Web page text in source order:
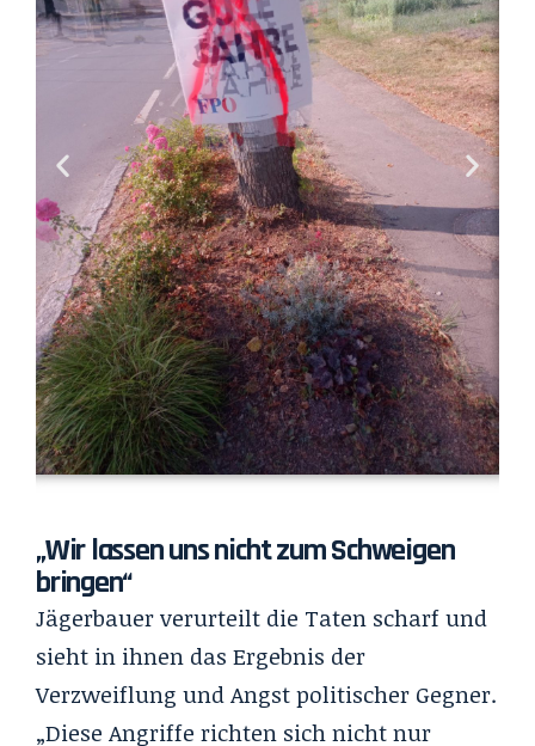
„Wir lassen uns nicht zum Schweigen
bringen“
Jägerbauer verurteilt die Taten scharf und
sieht in ihnen das Ergebnis der
Verzweiflung und Angst politischer Gegner.
„Diese Angriffe richten sich nicht nur